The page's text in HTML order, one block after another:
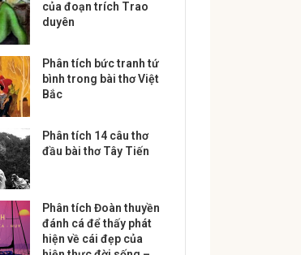
của đoạn trích Trao
duyên
Phân tích bức tranh tứ
bình trong bài thơ Việt
Bắc
Phân tích 14 câu thơ
đầu bài thơ Tây Tiến
Phân tích Đoàn thuyền
đánh cá để thấy phát
hiện về cái đẹp của